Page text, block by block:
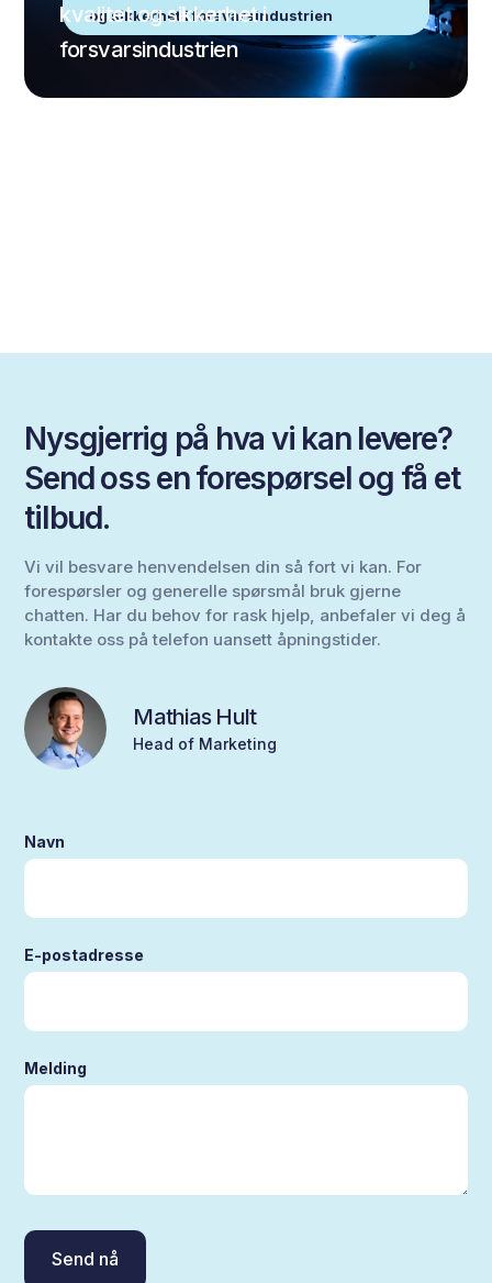
og sikkerhet i forsvarsindustrien
kvalitet og sikkerhet i
forsvarsindustrien
Nysgjerrig på hva vi kan levere?
Send oss en forespørsel og få et
tilbud.
Vi vil besvare henvendelsen din så fort vi kan. For
forespørsler og generelle spørsmål bruk gjerne
chatten. Har du behov for rask hjelp, anbefaler vi deg å
kontakte oss på telefon uansett åpningstider.
Mathias Hult
Head of Marketing
Navn
E-postadresse
Melding